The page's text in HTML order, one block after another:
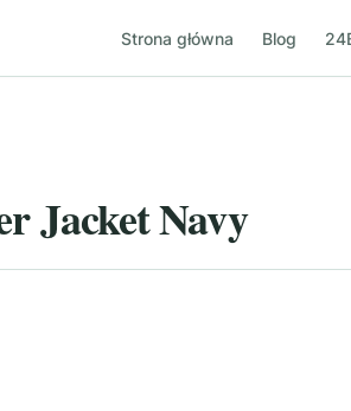
Strona główna Blog
Jacket Navy